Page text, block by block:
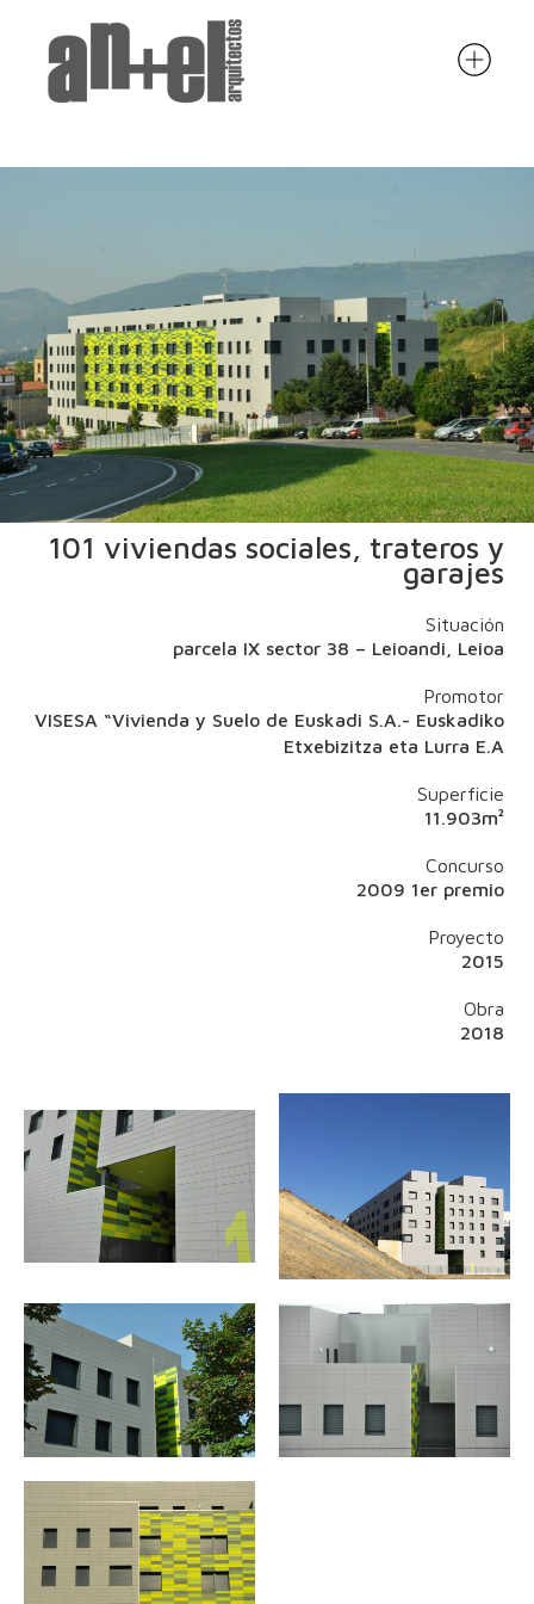
Facebook
Instagram
101 viviendas sociales, trateros y
garajes
Situación
parcela IX sector 38 – Leioandi, Leioa
Promotor
VISESA “Vivienda y Suelo de Euskadi S.A.- Euskadiko
Etxebizitza eta Lurra E.A
Superficie
11.903m²
Concurso
2009 1er premio
Proyecto
2015
Obra
2018